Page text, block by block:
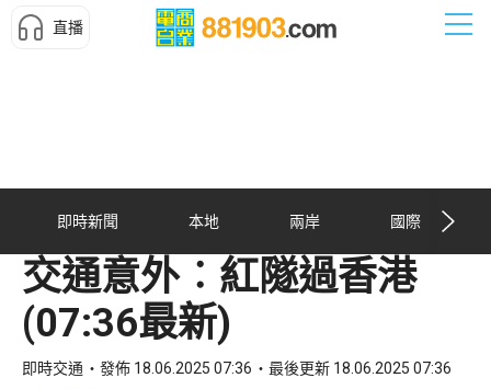
直播
即時新聞 本地 兩岸 國際
交通意外︰紅隧過香港
(07:36最新)
即時交通 發佈 18.06.2025 07:36 最後更新 18.06.2025 07:36